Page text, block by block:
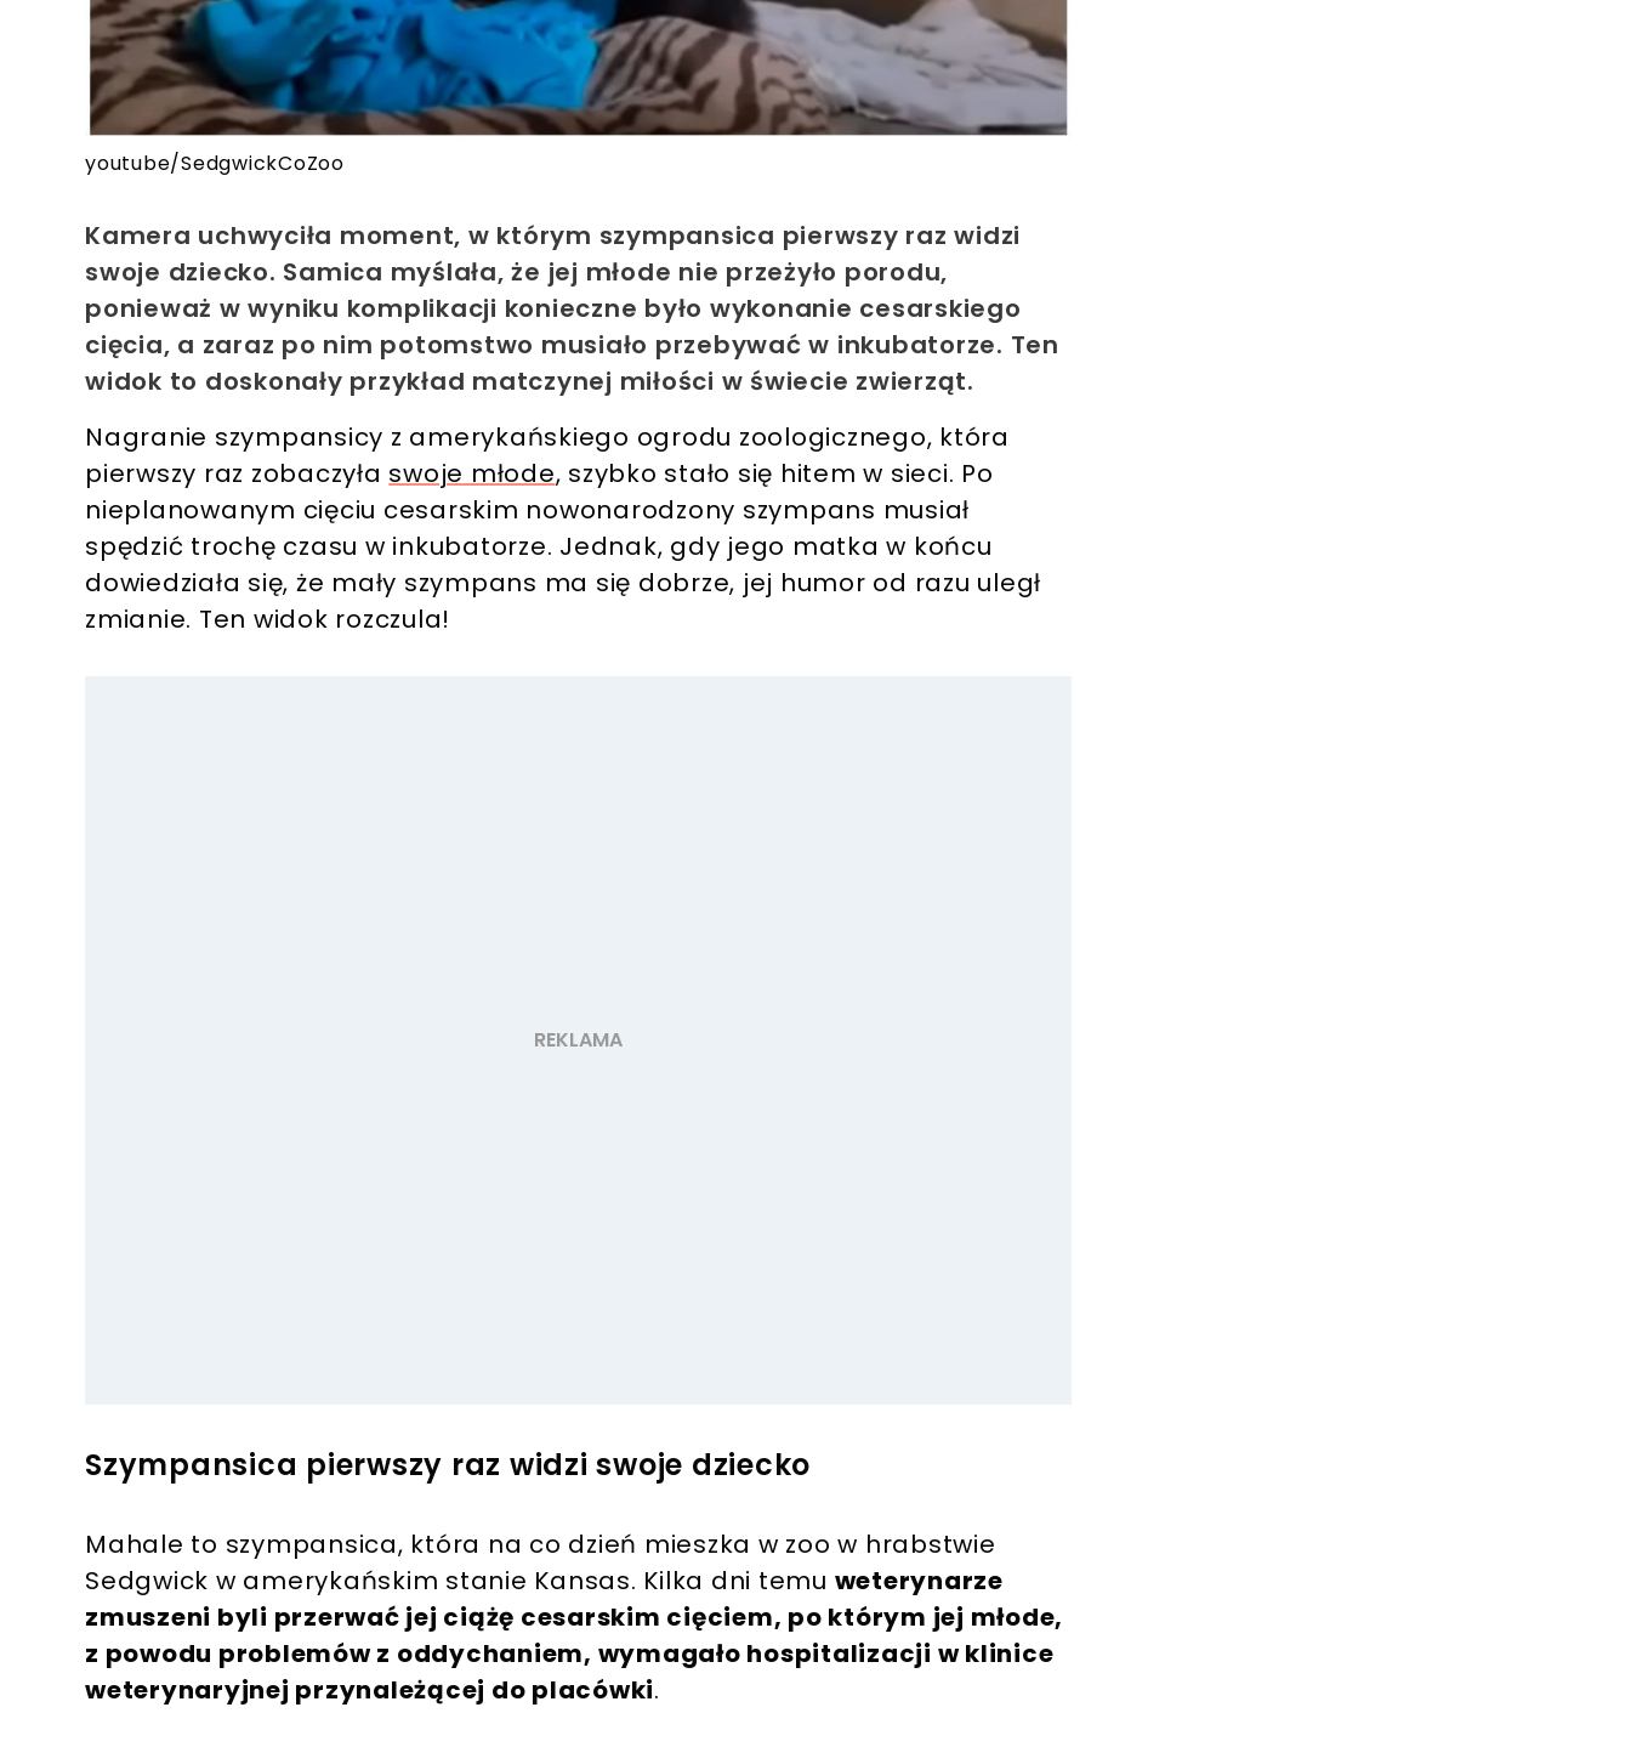
youtube/SedgwickCoZoo
Kamera uchwyciła moment, w którym szympansica pierwszy raz widzi
swoje dziecko. Samica myślała, że jej młode nie przeżyło porodu,
ponieważ w wyniku komplikacji konieczne było wykonanie cesarskiego
cięcia, a zaraz po nim potomstwo musiało przebywać w inkubatorze. Ten
widok to doskonały przykład matczynej miłości w świecie zwierząt.
Nagranie szympansicy z amerykańskiego ogrodu zoologicznego, która
pierwszy raz zobaczyła swoje młode, szybko stało się hitem w sieci. Po
nieplanowanym cięciu cesarskim nowonarodzony szympans musiał
spędzić trochę czasu w inkubatorze. Jednak, gdy jego matka w końcu
dowiedziała się, że mały szympans ma się dobrze, jej humor od razu uległ
zmianie. Ten widok rozczula!
Szympansica pierwszy raz widzi swoje dziecko
Mahale to szympansica, która na co dzień mieszka w zoo w hrabstwie
Sedgwick w amerykańskim stanie Kansas. Kilka dni temu weterynarze
zmuszeni byli przerwać jej ciążę cesarskim cięciem, po którym jej młode,
z powodu problemów z oddychaniem, wymagało hospitalizacji w klinice
weterynaryjnej przynależącej do placówki.